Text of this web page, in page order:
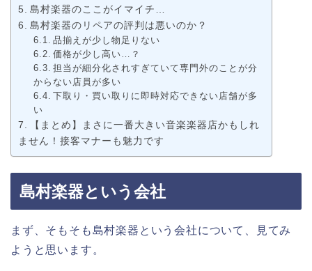
島村楽器のここがイマイチ…
島村楽器のリペアの評判は悪いのか？
品揃えが少し物足りない
価格が少し高い…？
担当が細分化されすぎていて専門外のことが分
からない店員が多い
下取り・買い取りに即時対応できない店舗が多
い
【まとめ】まさに一番大きい音楽楽器店かもしれ
ません！接客マナーも魅力です
島村楽器という会社
まず、そもそも島村楽器という会社について、見てみ
ようと思います。